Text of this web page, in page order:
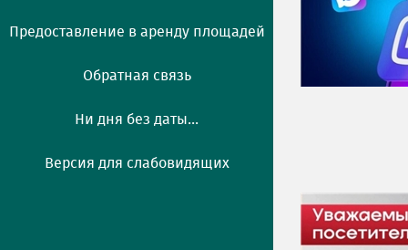
Предоставление в аренду площадей
Обратная связь
Ни дня без даты...
Версия для слабовидящих